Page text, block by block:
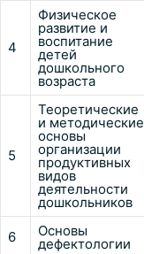
4
Физическое
развитие и
воспитание
детей
дошкольного
возраста
5
Теоретические
и методические
основы
организации
продуктивных
видов
деятельности
дошкольников
6 Основы
дефектологии